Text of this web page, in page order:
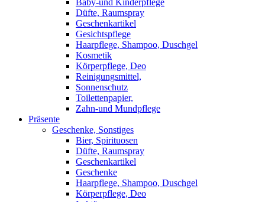
Baby-und Kinderpflege
Düfte, Raumspray
Geschenkartikel
Gesichtspflege
Haarpflege, Shampoo, Duschgel
Kosmetik
Körperpflege, Deo
Reinigungsmittel,
Sonnenschutz
Toilettenpapier,
Zahn-und Mundpflege
Präsente
Geschenke, Sonstiges
Bier, Spirituosen
Düfte, Raumspray
Geschenkartikel
Geschenke
Haarpflege, Shampoo, Duschgel
Körperpflege, Deo